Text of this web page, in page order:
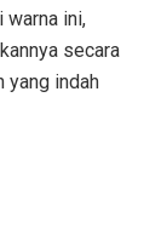
warna ini,
secara
yang indah